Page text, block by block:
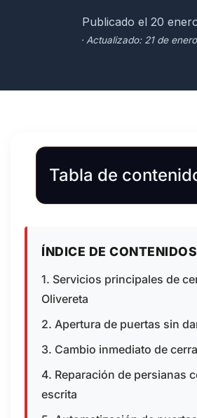
Publicado el 20
· Actualizado: 21 de
Tabla de
ÍNDICE DE CONTENIDOS
1. Servicios principales de
Olivereta
2. Apertura de puertas sin
3. Cambio inmediato de
4. Reparación de persianas
escrita